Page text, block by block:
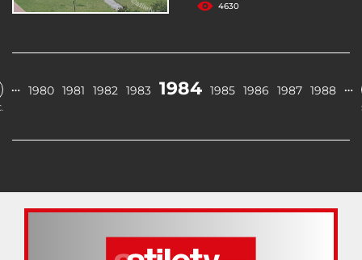
4630
… 1980 1981 1982 1983 1984 1985 1986 1987 1988 …